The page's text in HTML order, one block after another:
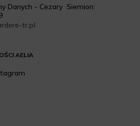
AELIA
Danych - Cezary Siemion:
tr.pl